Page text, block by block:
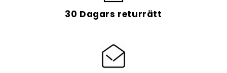
30 Dagars returrätt